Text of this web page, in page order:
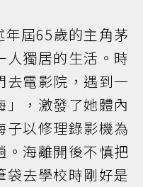
年屆65歲的主角茅
人獨居的生活。時
去電影院，遇到一
，激發了她體內
子以修理錄影機為
。海離開後不慎把
袋去學校時剛好是